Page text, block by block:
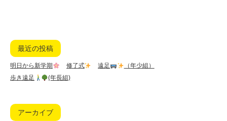
最近の投稿
明日から新学期 修了式 遠足
（年少組）
歩き遠足
(年長組)
アーカイブ